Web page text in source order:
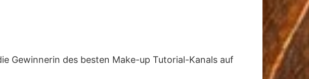
Gewinnerin des besten Make-up Tutorial-Kanals auf